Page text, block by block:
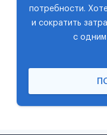
потребности.
и сократить
с одним